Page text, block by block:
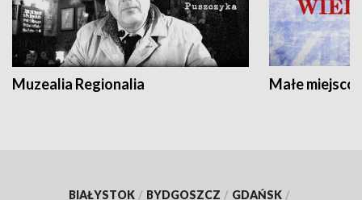
Muzealia Regionalia Małe
BIAŁYSTOK / BYDGOSZCZ / GDAŃSK /